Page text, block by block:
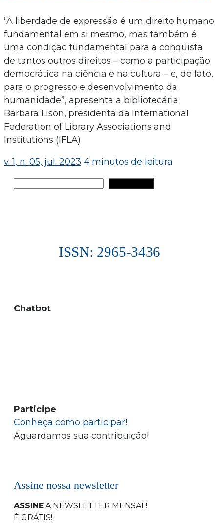
“A liberdade de expressão é um direito humano
fundamental em si mesmo, mas também é
uma condição fundamental para a conquista
de tantos outros direitos – como a participação
democrática na ciência e na cultura – e, de fato,
para o progresso e desenvolvimento da
humanidade”, apresenta a bibliotecária
Barbara Lison, presidenta da International
Federation of Library Associations and
Institutions (IFLA)
v. 1, n. 05, jul. 2023 4 minutos de leitura
ISSN: 2965-3436
Chatbot
Participe
Conheça como participar!
Aguardamos sua contribuição!
Assine nossa newsletter
ASSINE A NEWSLETTER MENSAL!
É GRÁTIS!